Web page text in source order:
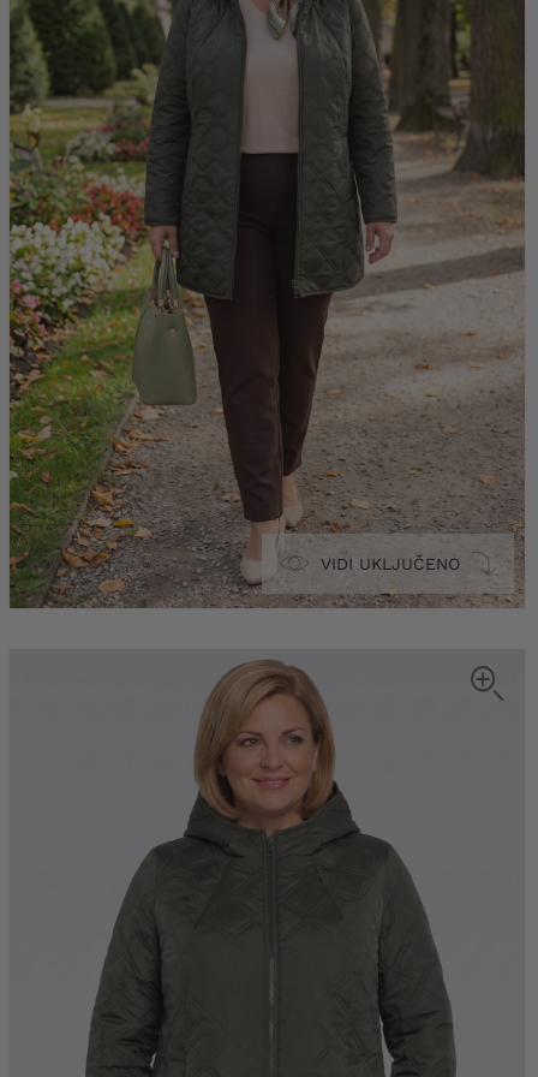
VIDI UKLJUČENO